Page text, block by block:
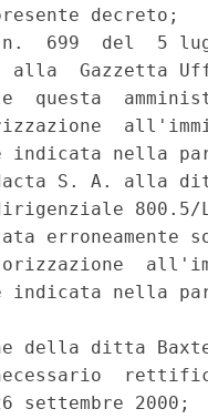
decreto;
699  del  5
alla  Gazzetta
questa
indicata nella
S. A. alla
erroneamente
indicata nella
della ditta
settembre 2000;